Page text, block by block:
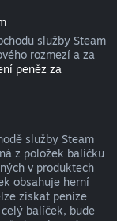
služby Steam
rozmezí a za
peněz za
služby Steam
z položek balíčku
v produktech
obsahuje herní
získat peníze
balíček, bude